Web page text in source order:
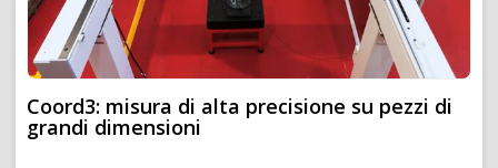
Coord3: misura di alta precisione su pezzi di
grandi dimensioni